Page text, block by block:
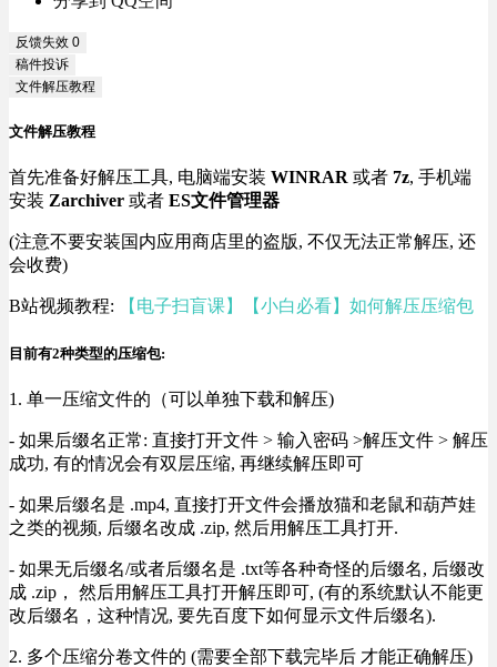
反馈失效 0
稿件投诉
文件解压教程
文件解压教程
首先准备好解压工具, 电脑端安装 WINRAR 或者 7z, 手机端
安装 Zarchiver 或者 ES文件管理器
(注意不要安装国内应用商店里的盗版, 不仅无法正常解压, 还
会收费)
B站视频教程: 【电子扫盲课】【小白必看】如何解压压缩包
目前有2种类型的压缩包:
1. 单一压缩文件的（可以单独下载和解压)
- 如果后缀名正常: 直接打开文件 > 输入密码 >解压文件 > 解压
成功, 有的情况会有双层压缩, 再继续解压即可
- 如果后缀名是 .mp4, 直接打开文件会播放猫和老鼠和葫芦娃
之类的视频, 后缀名改成 .zip, 然后用解压工具打开.
- 如果无后缀名/或者后缀名是 .txt等各种奇怪的后缀名, 后缀改
成 .zip， 然后用解压工具打开解压即可, (有的系统默认不能更
改后缀名，这种情况, 要先百度下如何显示文件后缀名).
2. 多个压缩分卷文件的 (需要全部下载完毕后 才能正确解压)